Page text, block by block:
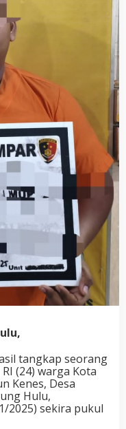
tangkap seorang
(24) warga Kota
Kenes, Desa
Hulu,
2025) sekira pukul